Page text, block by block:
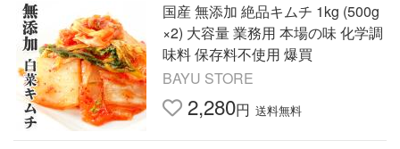
国産 無添加 絶品キムチ 1kg (500g
×2) 大容量 業務用 本場の味 化学調
味料 保存料不使用 爆買
BAYU STORE
2,280円 送料無料